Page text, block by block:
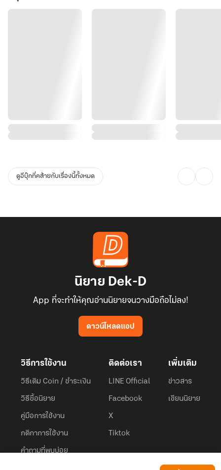
ดูอีบุ๊กที่คล้ายกับเรื่องนี้ทั้งหมด
นิยาย Dek-D
App ที่จะทำให้คุณอ่านนิยายจนวางมือถือไม่ลง!
ดาวน์โหลดแอป
วิธีการใช้งาน
วิธีเติม Coin / ชำระเงิน
วิธีซื้อนิยาย
คู่มือการใช้งาน
กติกาการใช้งาน
คำถามที่พบบ่อย
ติดต่อเรา
LINE Official
Facebook
X
Tiktok
เพิ่มเติม
ข่าวสาร
เขียนนิยาย